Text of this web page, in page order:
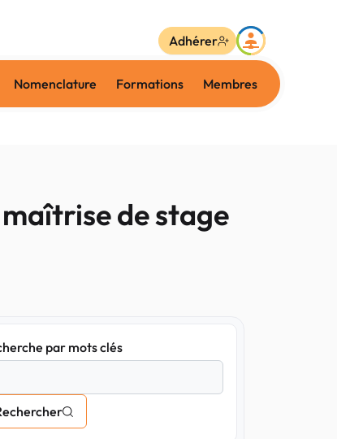
Nomenclature Formations Membres
Adhérer
de stage
par mots clés